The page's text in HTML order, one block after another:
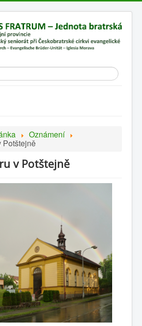
Oznámení
Potštejně
v Potštejně